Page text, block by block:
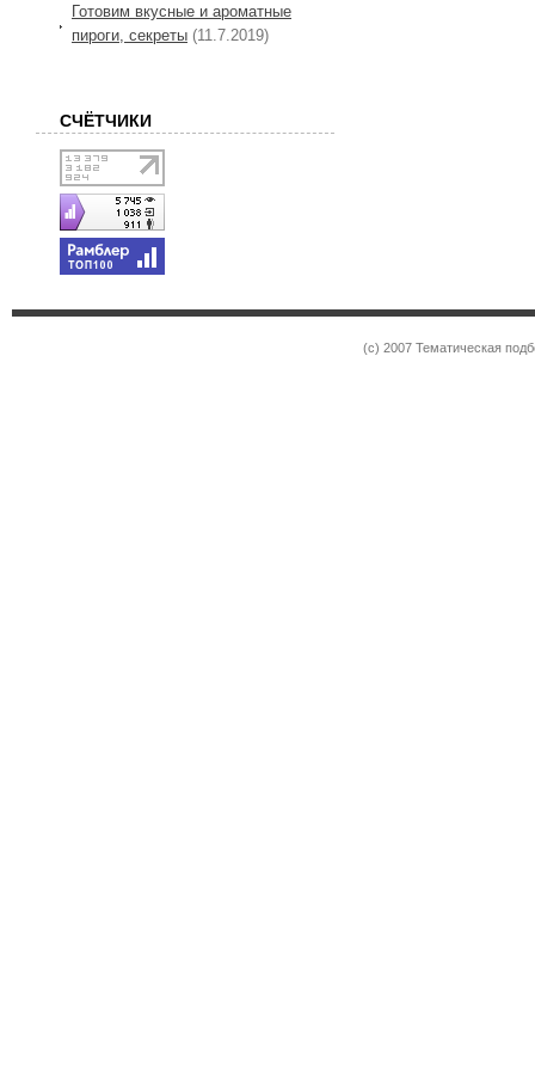
Готовим вкусные и ароматные
пироги, секреты (11.7.2019)
СЧЁТЧИКИ
(c) 2007 Тематическая